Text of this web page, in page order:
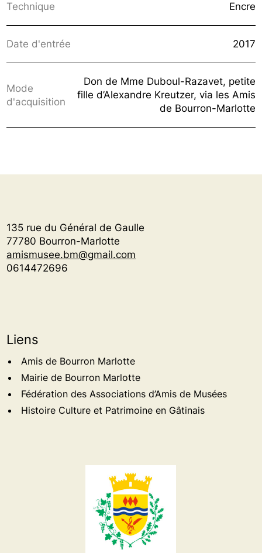
Technique Encre
Date d'entrée 2017
Mode
d'acquisition
Don de Mme Duboul-Razavet, petite
fille d’Alexandre Kreutzer, via les Amis
de Bourron-Marlotte
135 rue du Général de Gaulle
77780 Bourron-Marlotte
amismusee.bm@gmail.com
0614472696
Liens
Amis de Bourron Marlotte
Mairie de Bourron Marlotte
Fédération des Associations d’Amis de Musées
Histoire Culture et Patrimoine en Gâtinais